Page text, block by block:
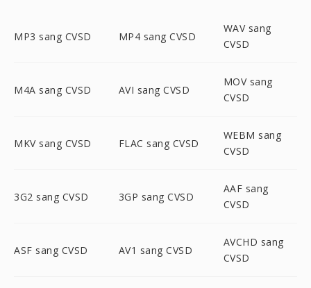
MP3 sang CVSD MP4 sang CVSD
WAV sang
CVSD
M4A sang CVSD AVI sang CVSD
MOV sang
CVSD
MKV sang CVSD FLAC sang CVSD
WEBM sang
CVSD
3G2 sang CVSD 3GP sang CVSD
AAF sang
CVSD
ASF sang CVSD AV1 sang CVSD
AVCHD sang
CVSD